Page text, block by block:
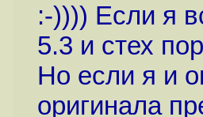
:-)))) Если я
5.3 и стех
Но если я и
оригинала